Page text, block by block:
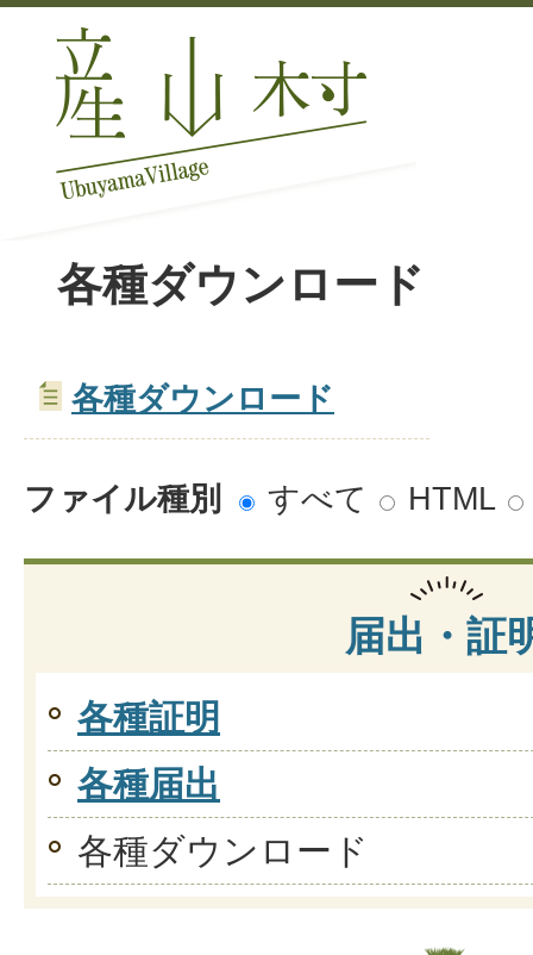
各種ダウンロード
各種ダウンロード
ファイル種別 すべて HTML
届出・証
各種証明
各種届出
各種ダウンロード